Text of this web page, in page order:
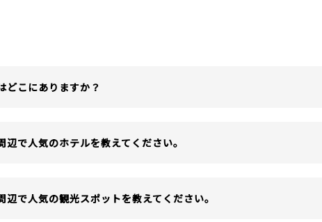
どこにありますか？
で人気のホテルを教えてください。
で人気の観光スポットを教えてください。